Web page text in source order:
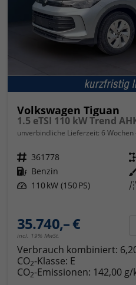
Volkswagen Tiguan
unverbindliche Lieferzeit: 6 Wochen
Fahrzeugnr. 361778
Kraftstoff Benzin
Leistung 110 kW (150 PS)
35.740,– €
incl. 19% MwSt.
Verbrauch kombiniert:
CO2-Klasse: E
CO2-Emissionen: 142,00 g/